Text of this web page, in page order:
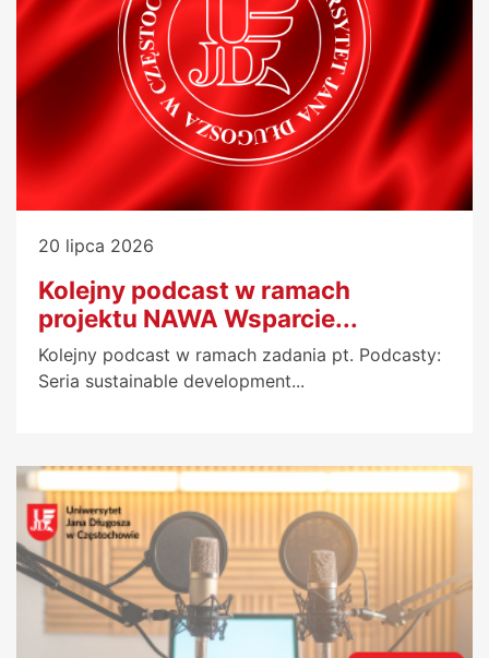
20 lipca 2026
Kolejny podcast w ramach
projektu NAWA Wsparcie...
Kolejny podcast w ramach zadania pt. Podcasty:
Seria sustainable development...